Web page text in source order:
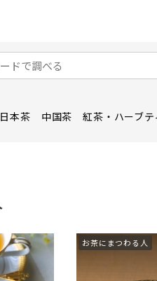
日本茶 中国茶 紅茶・ハーブテ
お茶にまつわる人